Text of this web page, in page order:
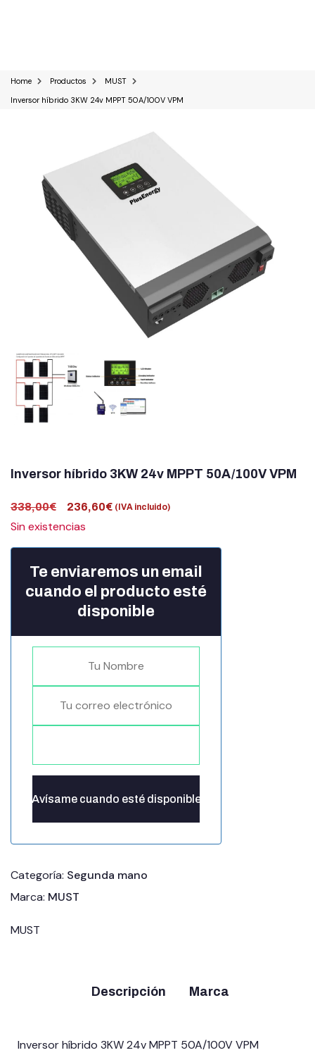
Baterías Solares
Sistemas industriales C&I
Reguladores solares
Bombas de agua Solares
Estructuras solares
LIQUIDACIÓN
Ocasión
Acceso Profesional
Home Productos
MUST
Inversor híbrido 3KW 24v MPPT 50A/100V VPM
Inversor híbrido 3KW 24v MPPT 50A/100V VPM
338,00€ 236,60€ (IVA incluido)
Sin existencias
Te enviaremos un email
cuando el producto esté
disponible
Categoría: Segunda mano
Marca: MUST
MUST
Descripción Marca
Inversor híbrido 3KW 24v MPPT 50A/100V VPM